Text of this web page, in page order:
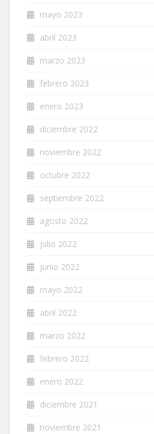
mayo 2023
abril 2023
marzo 2023
febrero 2023
enero 2023
diciembre 2022
noviembre 2022
octubre 2022
septiembre 2022
agosto 2022
julio 2022
junio 2022
mayo 2022
abril 2022
marzo 2022
febrero 2022
enero 2022
diciembre 2021
noviembre 2021